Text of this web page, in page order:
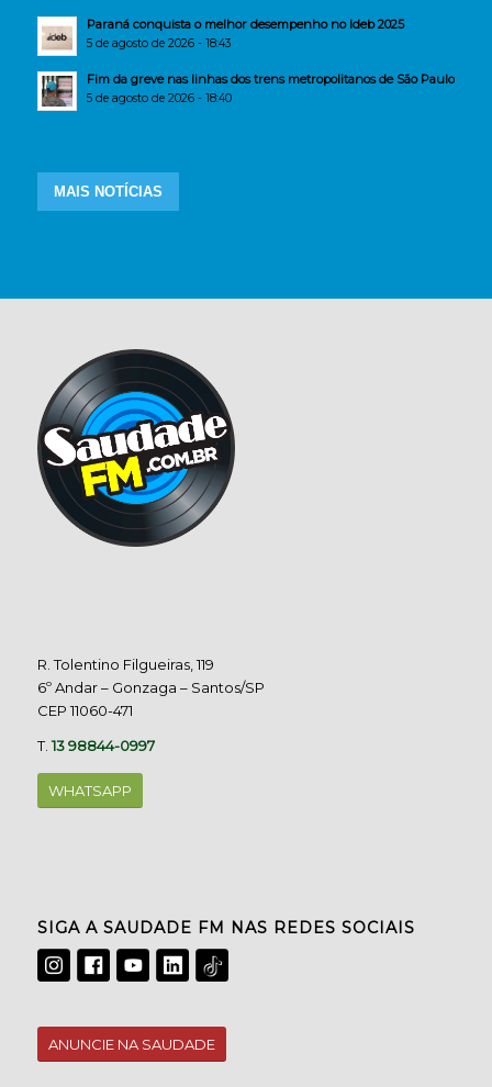
Paraná conquista o melhor desempenho no Ideb 2025
5 de agosto de 2026 - 18:43
Fim da greve nas linhas dos trens metropolitanos de São Paulo
5 de agosto de 2026 - 18:40
MAIS NOTÍCIAS
R. Tolentino Filgueiras, 119
6º Andar – Gonzaga – Santos/SP
CEP 11060-471
T.13 98844-0997
WHATSAPP
SIGA A SAUDADE FM NAS REDES SOCIAIS
ANUNCIE NA SAUDADE